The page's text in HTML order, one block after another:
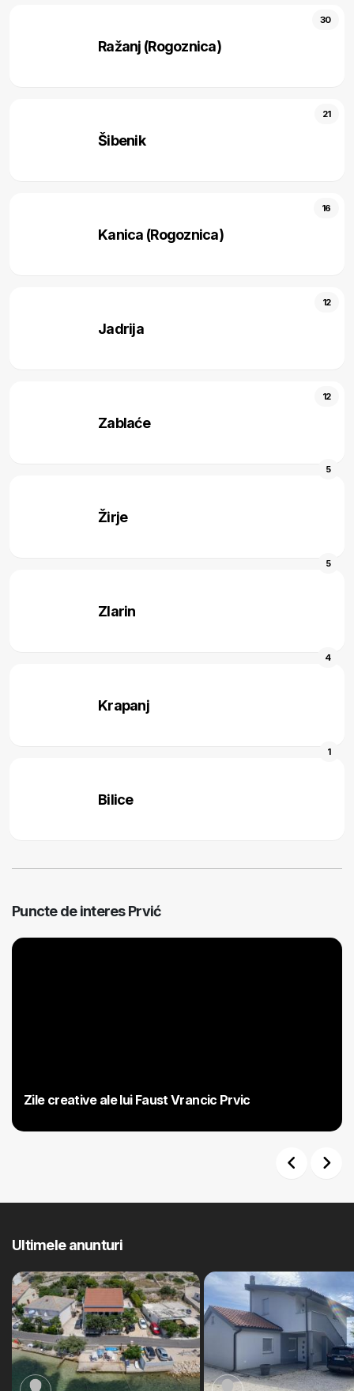
Ražanj (Rogoznica)
30
Šibenik
21
Kanica (Rogoznica)
16
Jadrija
12
Zablaće
12
Žirje
5
Zlarin
5
Krapanj
4
Bilice
1
Puncte de interes Prvić
Zile creative ale lui Faust Vrancic Prvic
Ultimele anunturi